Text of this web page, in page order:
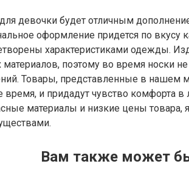
девочки будет отличным
оформление придется по вкусу
характеристиками одежды.
материалов, поэтому во время носки
Товары, представленные в нашем
время, и придадут чувство комфорта в
материалы и низкие цены товара,
Вам также может